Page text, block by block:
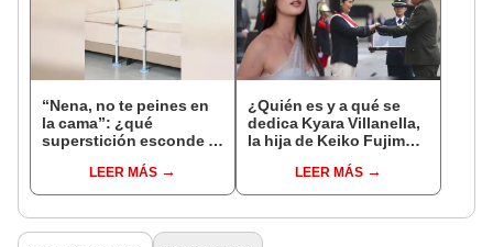
“Nena, no te peines en
la cama”: ¿qué
superstición esconde la
Enanitos Verdes?
LEER MÁS
¿Quién es y a qué se
dedica Kyara Villanella,
la hija de Keiko Fujimori
nivel nacional?
LEER MÁS